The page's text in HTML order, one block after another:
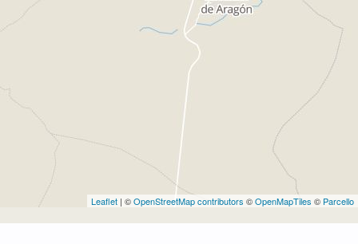
Leaflet | ©OpenStreetMap contributors ©OpenMapTiles © Parcello